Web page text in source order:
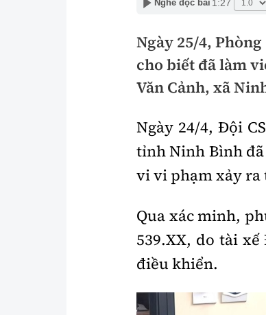
An ninh hình sự
Giao
ATGT
Lái xe
Chung
xem
Chất lượng sống
Văn hóa
Nghe đọc bài 1:27
Ngày 25/4,
cho biết đã làm
Văn Cảnh, xã
Ngày 24/4, Đội
tỉnh Ninh Bình
vi vi phạm xảy ra
Qua xác minh,
539.XX, do tài
điều khiển.